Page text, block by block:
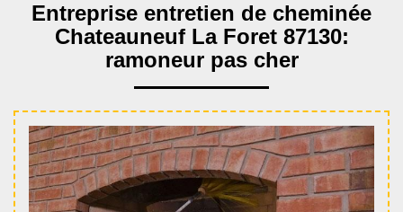
Entreprise entretien de cheminée
Chateauneuf La Foret 87130:
ramoneur pas cher